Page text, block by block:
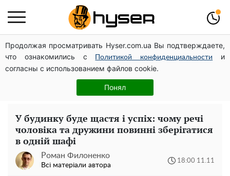
Продолжая просматривать Hyser.com.ua Вы подтверждаете,
что ознакомились с
Политикой конфиденциальности
и
согласны с использованием файлов cookie.
Понял
Гола Олена Тополя у цікавих позах змусила відвисати
щелепи: злив відео – було лише початком
Весь секрет в одній таблетці аспірину: рецепт хрумкої
та соковитої капусти на зиму. Навіть п'яти банок вам
У будинку буде щастя і успіх: чому речі
чоловіка та дружини повинні зберігатися
в одній шафі
Роман Филоненко
Всі матеріали автора
18:00 11.11